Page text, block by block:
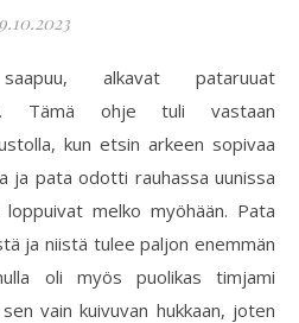
9.10.2023
alkavat pataruuat
Tämä ohje tuli vastaan
kun etsin arkeen sopivaa
ja pata odotti rauhassa uunissa
melko myöhään. Pata
ja niistä tulee paljon enemmän
oli myös puolikas timjami
vain kuivuvan hukkaan, joten